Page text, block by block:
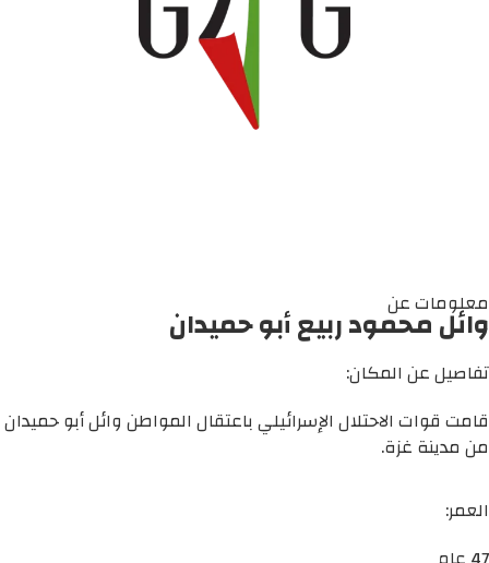
معلومات عن
وائل محمود ربيع أبو حميدان
تفاصيل عن المكان:
قامت قوات الاحتلال الإسرائيلي باعتقال المواطن وائل أبو حميدان
من مدينة غزة.
العمر: